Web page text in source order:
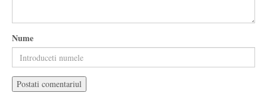
Nume